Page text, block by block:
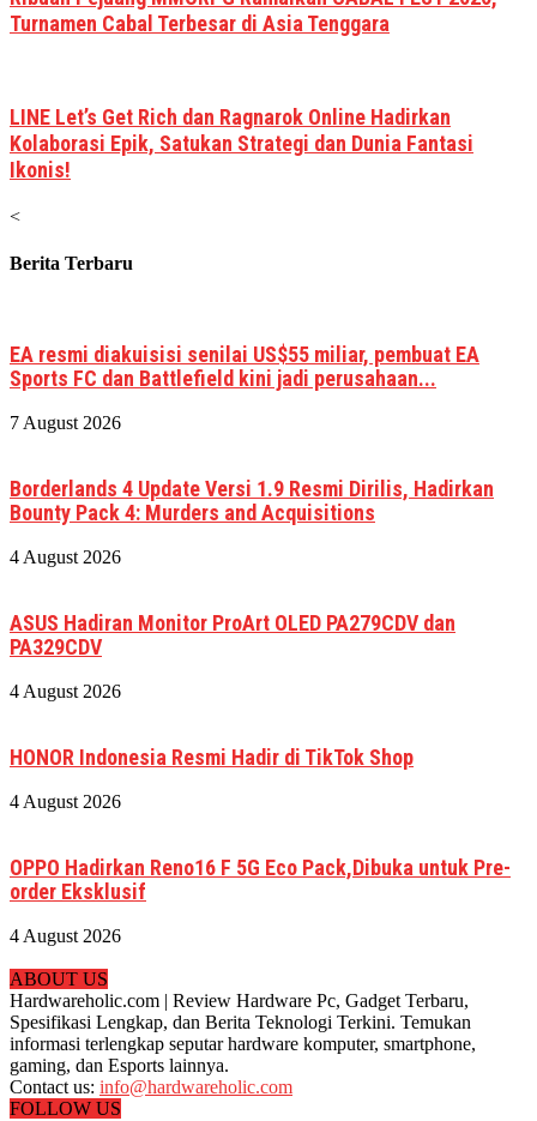
Turnamen Cabal Terbesar di Asia Tenggara
LINE Let’s Get Rich dan Ragnarok Online Hadirkan
Kolaborasi Epik, Satukan Strategi dan Dunia Fantasi
Ikonis!
<
Berita Terbaru
EA resmi diakuisisi senilai US$55 miliar, pembuat EA
Sports FC dan Battlefield kini jadi perusahaan...
7 August 2026
Borderlands 4 Update Versi 1.9 Resmi Dirilis, Hadirkan
Bounty Pack 4: Murders and Acquisitions
4 August 2026
ASUS Hadiran Monitor ProArt OLED PA279CDV dan
PA329CDV
4 August 2026
HONOR Indonesia Resmi Hadir di TikTok Shop
4 August 2026
OPPO Hadirkan Reno16 F 5G Eco Pack,Dibuka untuk Pre-
order Eksklusif
4 August 2026
ABOUT US
Hardwareholic.com | Review Hardware Pc, Gadget Terbaru,
Spesifikasi Lengkap, dan Berita Teknologi Terkini. Temukan
informasi terlengkap seputar hardware komputer, smartphone,
gaming, dan Esports lainnya.
Contact us: info@hardwareholic.com
FOLLOW US